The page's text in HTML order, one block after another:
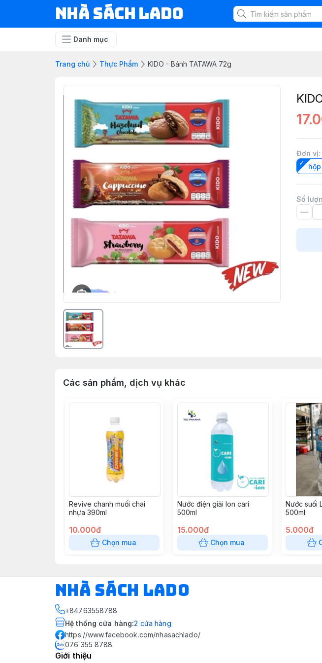
NHÀ SÁCH LADO
Danh mục
Trang chủ Thực Phẩm KIDO - Bánh TATAWA 72g
Đơn vị:
hộp
Số
Các sản phẩm, dịch vụ khác
Revive chanh muối chai
nhựa 390ml
10.000đ
Chọn mua
Nước điện giải Ion cari
500ml
15.000đ
Chọn mua
Nước suối
500ml
5.000đ
NHÀ SÁCH LADO
+84763558788
Hệ thống cửa hàng:2 cửa hàng
https://www.facebook.com/nhasachlado/
076 355 8788
Giới thiệu